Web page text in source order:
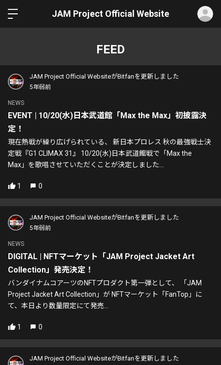
JAM Project Official Website
FEED
JAM Project Official WebsiteがBitfanを更新しました
5年弱前
NEWS
EVENT | 10/20(水)日本武道館「Max the Max」初披露決
定！
現在熱戦が繰り広げられている、 新日本プロレス 秋の最強戦士決
定戦『G1 CLIMAX 31』 10/20(水)日本武道館戦で「Max the
Max」を歌唱させていただくことが決定しました...
1 0
JAM Project Official WebsiteがBitfanを更新しました
5年弱前
NEWS
DIGITAL | NFTマーケット「JAM Project Jacket Art
Collection」発売決定！
バンダイナムコアーツのNFTプロダクト第一弾として、 「JAM
Project Jacket Art Collection」が NFTマーケット「FanTop」に
て、本日より数量限定にて発売...
1 0
JAM Project Official WebsiteがBitfanを更新しました